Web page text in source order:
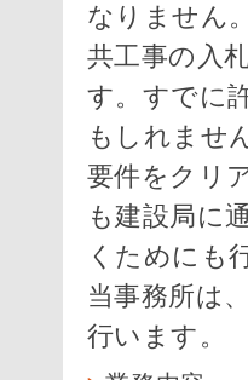
なりません
共工事の入
す。すでに
もしれませ
要件をクリ
も建設局に
くためにも
当事務所は
行います。